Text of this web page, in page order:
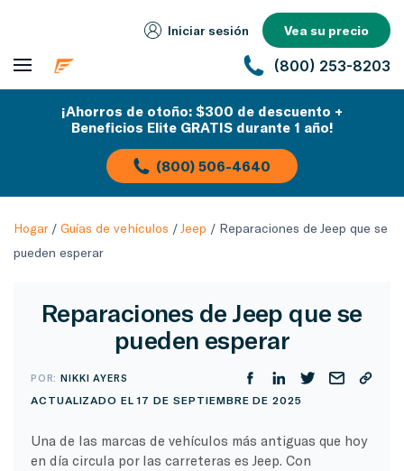
Iniciar sesión Vea su precio
(800) 253-8203
¡Ahorros de otoño: $300 de descuento +
Beneficios Elite GRATIS durante 1 año!
(800) 506-4640
Hogar/ Guías de vehículos / Jeep / Reparaciones de Jeep que se
pueden esperar
Reparaciones de Jeep que se
pueden esperar
POR:NIKKI AYERS
ACTUALIZADO EL 17 DE SEPTIEMBRE DE 2025
Una de las marcas de vehículos más antiguas que hoy
en día circula por las carreteras es Jeep. Con